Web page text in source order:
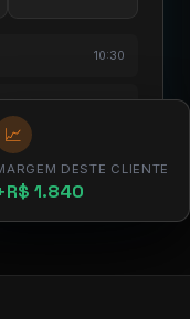
10:30
11:15
amanhã
📈
DESTE CLIENTE
1.840